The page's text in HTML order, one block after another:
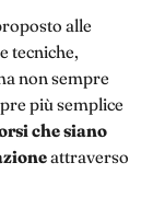
alle
tecniche,
non sempre
più semplice
che siano
attraverso